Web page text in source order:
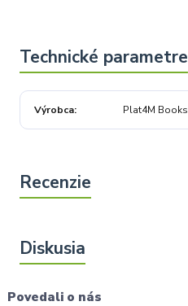
Výrobca Plat4M Books
Povedali o nás